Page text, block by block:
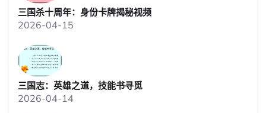
三国杀十周年：身份卡牌揭秘视频
2026-04-15
三国志：英雄之道，技能书寻觅
2026-04-14